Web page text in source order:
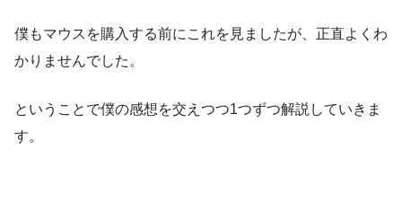
僕もマウスを購入する前にこれを見ましたが、正直よくわ
かりませんでした。
ということで僕の感想を交えつつ1つずつ解説していきま
す。